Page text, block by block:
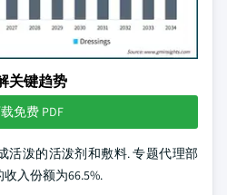
关键趋势
免费 PDF
活泼的活泼剂和敷料. 专题代理部
入份额为66.5%.